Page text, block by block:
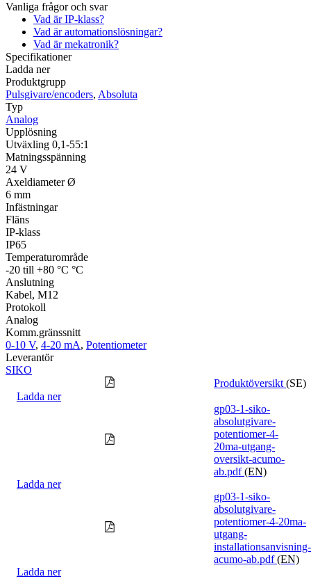
Vanliga frågor och svar
Vad är IP-klass?
Vad är automationslösningar?
Vad är mekatronik?
Specifikationer
Ladda ner
Produktgrupp
Pulsgivare/encoders, Absoluta
Typ
Analog
Upplösning
Utväxling 0,1-55:1
Matningsspänning
24 V
Axeldiameter Ø
6 mm
Infästningar
Fläns
IP-klass
IP65
Temperaturområde
-20 till +80 °C °C
Anslutning
Kabel, M12
Protokoll
Analog
Komm.gränssnitt
0-10 V, 4-20 mA, Potentiometer
Leverantör
SIKO
Produktöversikt (SE)
Ladda ner
gp03-1-siko-
absolutgivare-
potentiomer-4-
20ma-utgang-
oversikt-acumo-
ab.pdf(EN)
Ladda ner
gp03-1-siko-
absolutgivare-
potentiomer-4-20ma-
utgang-
installationsanvisning-
acumo-ab.pdf(EN)
Ladda ner